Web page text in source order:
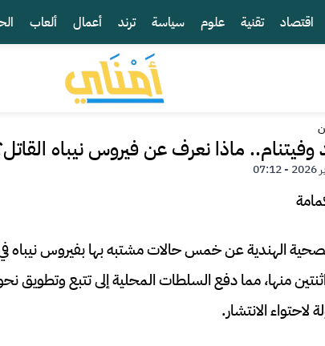
اقتصاد تقنية علوم سياسة ترند أعمال ألعاب
وفيتنام.. ماذا نعرف عن فيروس نيباه
الهندية عن خمس حالات مشتبه بها بفيروس نيباه في
لاحتواء الانتشار.